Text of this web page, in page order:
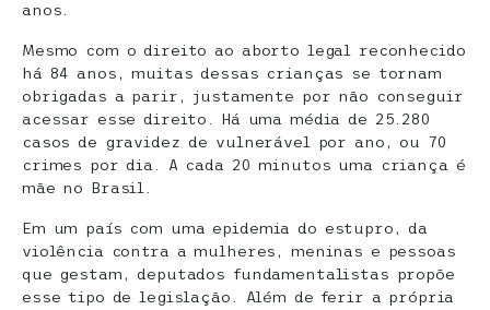
anos.
Mesmo com o direito ao aborto legal reconhecido
há 84 anos, muitas dessas crianças se tornam
obrigadas a parir, justamente por não conseguir
acessar esse direito. Há uma média de 25.280
casos de gravidez de vulnerável por ano, ou 70
crimes por dia. A cada 20 minutos uma criança é
mãe no Brasil.
Em um país com uma epidemia do estupro, da
violência contra a mulheres, meninas e pessoas
que gestam, deputados fundamentalistas propõe
esse tipo de legislação. Além de ferir a própria